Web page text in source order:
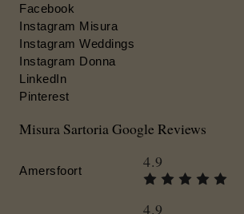
Facebook
Instagram Misura
Instagram Weddings
Instagram Donna
LinkedIn
Pinterest
Misura Sartoria Google Reviews
Amersfoort 4.9
4.9